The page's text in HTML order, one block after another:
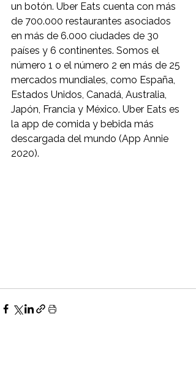
un botón. Uber Eats cuenta con más
de 700.000 restaurantes asociados
en más de 6.000 ciudades de 30
países y 6 continentes. Somos el
número 1 o el número 2 en más de 25
mercados mundiales, como España,
Estados Unidos, Canadá, Australia,
Japón, Francia y México. Uber Eats es
la app de comida y bebida más
descargada del mundo (App Annie
2020).